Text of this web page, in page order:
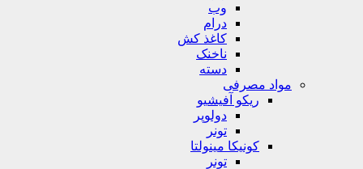
وب
درام
کاغذ کش
ناخنک
دسته
مواد مصرفی
ریکو آفیشیو
دولوپر
تونر
کونیکا مینولتا
تونر